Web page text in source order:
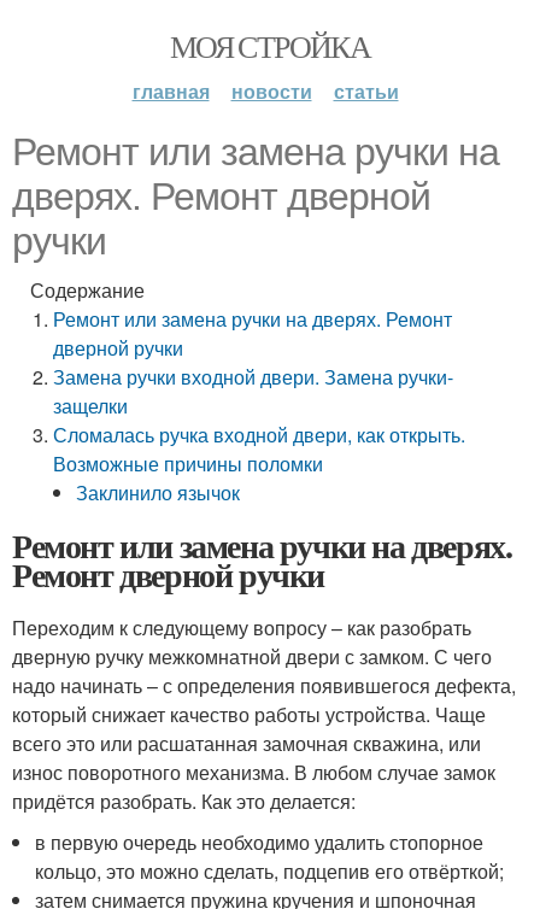
МОЯ СТРОЙКА
главная новости статьи
Ремонт или замена ручки на
дверях. Ремонт дверной
ручки
Содержание
Ремонт или замена ручки на дверях. Ремонт
дверной ручки
Замена ручки входной двери. Замена ручки-
защелки
Сломалась ручка входной двери, как открыть.
Возможные причины поломки
Заклинило язычок
Ремонт или замена ручки на дверях.
Ремонт дверной ручки
Переходим к следующему вопросу – как разобрать
дверную ручку межкомнатной двери с замком. С чего
надо начинать – с определения появившегося дефекта,
который снижает качество работы устройства. Чаще
всего это или расшатанная замочная скважина, или
износ поворотного механизма. В любом случае замок
придётся разобрать. Как это делается:
в первую очередь необходимо удалить стопорное
кольцо, это можно сделать, подцепив его отвёрткой;
затем снимается пружина кручения и шпоночная